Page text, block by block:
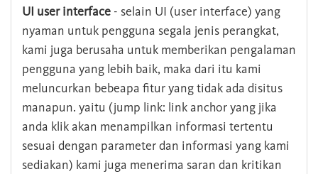
UI user interface - selain UI (user interface) yang
nyaman untuk pengguna segala jenis perangkat,
kami juga berusaha untuk memberikan pengalaman
pengguna yang lebih baik, maka dari itu kami
meluncurkan bebeapa fitur yang tidak ada disitus
manapun. yaitu (jump link: link anchor yang jika
anda klik akan menampilkan informasi tertentu
sesuai dengan parameter dan informasi yang kami
sediakan) kami juga menerima saran dan kritikan